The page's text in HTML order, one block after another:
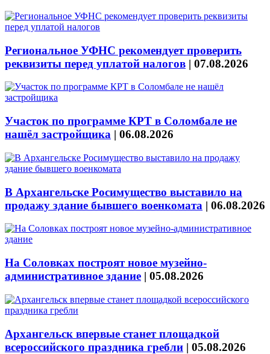
Региональное УФНС рекомендует проверить
реквизиты перед уплатой налогов | 07.08.2026
Участок по программе КРТ в Соломбале не
нашёл застройщика | 06.08.2026
В Архангельске Росимущество выставило на
продажу здание бывшего военкомата | 06.08.2026
На Соловках построят новое музейно-
административное здание | 05.08.2026
Архангельск впервые станет площадкой
всероссийского праздника гребли | 05.08.2026